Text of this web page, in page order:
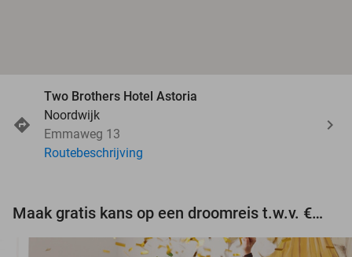
Two Brothers Hotel Astoria
Noordwijk
Emmaweg 13
Routebeschrijving
Maak gratis kans op een droomreis t.w.v. €3.000!